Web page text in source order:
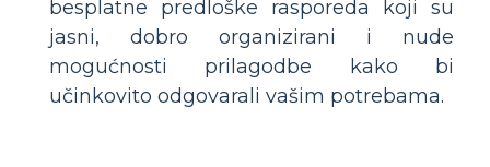
besplatne predloške rasporeda koji su
jasni, dobro organizirani i nude
mogućnosti prilagodbe kako bi
učinkovito odgovarali vašim potrebama.